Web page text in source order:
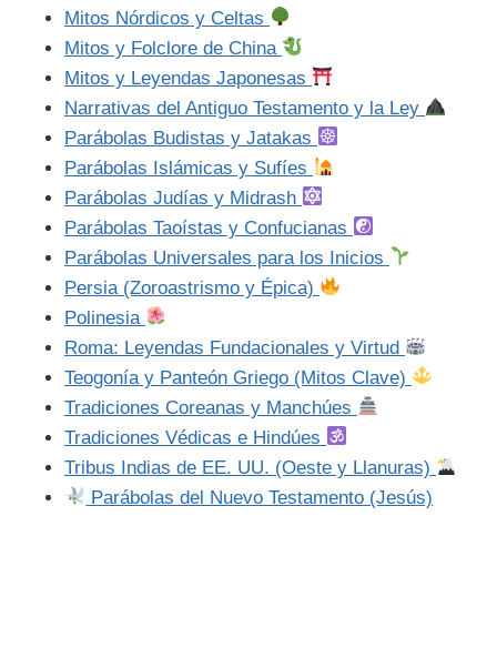
Mitos Nórdicos y Celtas
Mitos y Folclore de China
Mitos y Leyendas Japonesas
Narrativas del Antiguo Testamento y la Ley
Parábolas Budistas y Jatakas
Parábolas Islámicas y Sufíes
Parábolas Judías y Midrash
Parábolas Taoístas y Confucianas
Parábolas Universales para los Inicios
Persia (Zoroastrismo y Épica)
Polinesia
Roma: Leyendas Fundacionales y Virtud
Teogonía y Panteón Griego (Mitos Clave)
Tradiciones Coreanas y Manchúes
Tradiciones Védicas e Hindúes
Tribus Indias de EE. UU. (Oeste y Llanuras)
Parábolas del Nuevo Testamento (Jesús)